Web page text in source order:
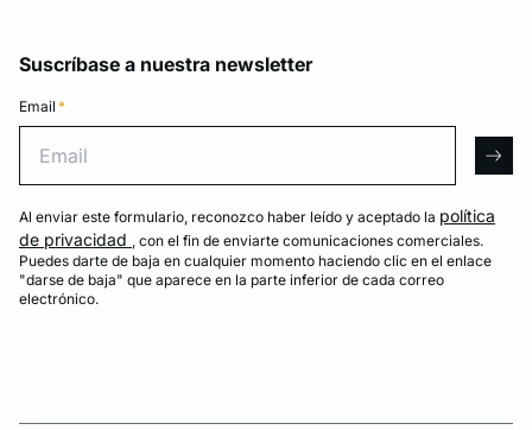
Suscríbase a nuestra newsletter
Email *
Al enviar este formulario, reconozco haber leído y aceptado la política
de privacidad , con el fin de enviarte comunicaciones comerciales.
Puedes darte de baja en cualquier momento haciendo clic en el enlace
"darse de baja" que aparece en la parte inferior de cada correo
electrónico.